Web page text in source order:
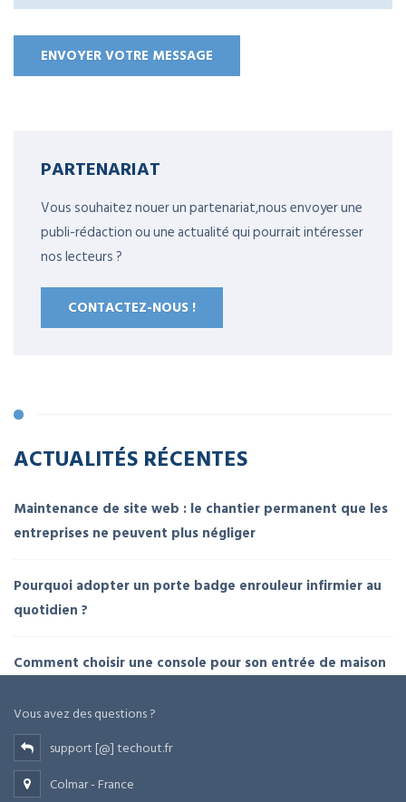
PARTENARIAT
Vous souhaitez nouer un partenariat,nous envoyer une
publi-rédaction ou une actualité qui pourrait intéresser
nos lecteurs ?
CONTACTEZ-NOUS !
ACTUALITÉS RÉCENTES
Maintenance de site web : le chantier permanent que les
entreprises ne peuvent plus négliger
Pourquoi adopter un porte badge enrouleur infirmier au
quotidien ?
Comment choisir une console pour son entrée de maison
Vous avez des questions ?
support [@] techout.fr
Colmar - France